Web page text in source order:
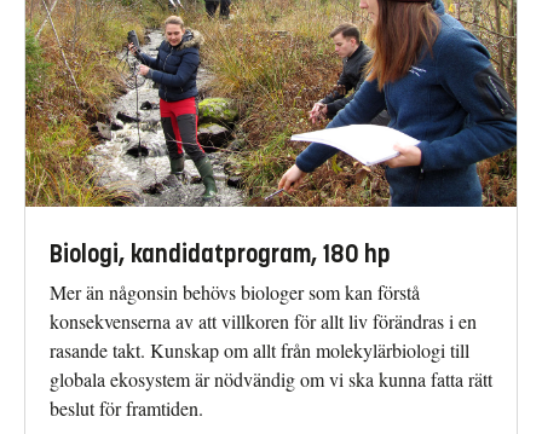
Biologi, kandidatprogram, 180 hp
Mer än någonsin behövs biologer som kan förstå
konsekvenserna av att villkoren för allt liv förändras i en
rasande takt. Kunskap om allt från molekylärbiologi till
globala ekosystem är nödvändig om vi ska kunna fatta rätt
beslut för framtiden.